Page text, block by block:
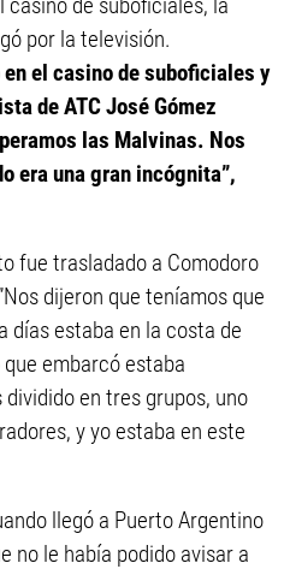
por la televisión.
en el casino de suboficiales y
de ATC José Gómez
las Malvinas. Nos
era una gran incógnita”,
fue trasladado a Comodoro
dijeron que teníamos que
días estaba en la costa de
embarcó estaba
en tres grupos, uno
y yo estaba en este
llegó a Puerto Argentino
no le había podido avisar a